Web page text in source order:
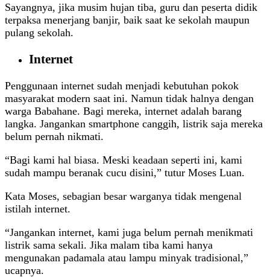
Sayangnya, jika musim hujan tiba, guru dan peserta didik
terpaksa menerjang banjir, baik saat ke sekolah maupun
pulang sekolah.
Internet
Penggunaan internet sudah menjadi kebutuhan pokok
masyarakat modern saat ini. Namun tidak halnya dengan
warga Babahane. Bagi mereka, internet adalah barang
langka. Jangankan smartphone canggih, listrik saja mereka
belum pernah nikmati.
“Bagi kami hal biasa. Meski keadaan seperti ini, kami
sudah mampu beranak cucu disini,” tutur Moses Luan.
Kata Moses, sebagian besar warganya tidak mengenal
istilah internet.
“Jangankan internet, kami juga belum pernah menikmati
listrik sama sekali. Jika malam tiba kami hanya
mengunakan padamala atau lampu minyak tradisional,”
ucapnya.